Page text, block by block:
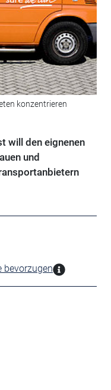
konzentrieren
will den eignenen
und
bevorzugen